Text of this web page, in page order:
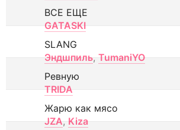
ВСЕ ЕЩЕ
GATASKI
SLANG
Эндшпиль, TumaniYO
Ревную
TRIDA
Жарю как мясо
JZA, Kiza